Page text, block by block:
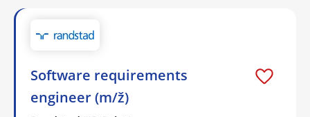
Software requirements
engineer (m/ž)